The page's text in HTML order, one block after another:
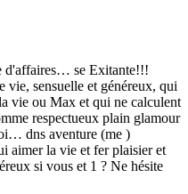
d'affaires… se Exitante!!!
vie, sensuelle et généreux, qui
vie ou Max et qui ne calculent
respectueux plain glamour
dns aventure (me )
aimer la vie et fer plaisier et
si vous et 1 ? Ne hésite